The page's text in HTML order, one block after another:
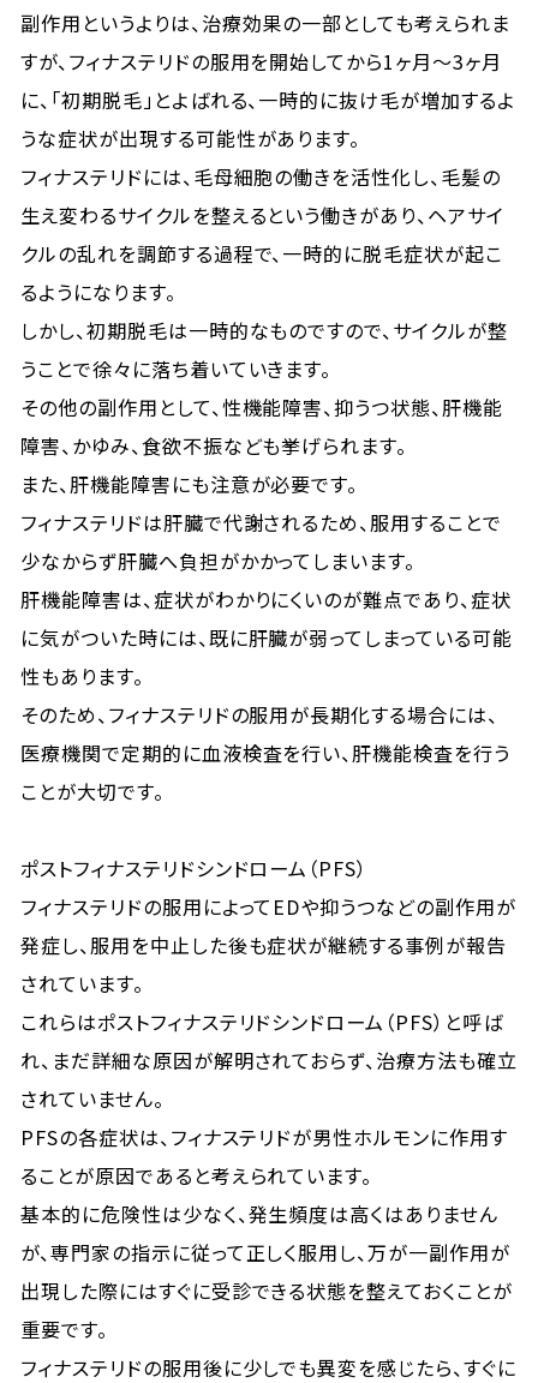
副作用というよりは、治療効果の一部としても考えられま
すが、フィナステリドの服用を開始してから1ヶ月〜3ヶ月
に、「初期脱毛」とよばれる、一時的に抜け毛が増加するよ
うな症状が出現する可能性があります。
フィナステリドには、毛母細胞の働きを活性化し、毛髪の
生え変わるサイクルを整えるという働きがあり、ヘアサイ
クルの乱れを調節する過程で、一時的に脱毛症状が起こ
るようになります。
しかし、初期脱毛は一時的なものですので、サイクルが整
うことで徐々に落ち着いていきます。
その他の副作用として、性機能障害、抑うつ状態、肝機能
障害、かゆみ、食欲不振なども挙げられます。
また、肝機能障害にも注意が必要です。
フィナステリドは肝臓で代謝されるため、服用することで
少なからず肝臓へ負担がかかってしまいます。
肝機能障害は、症状がわかりにくいのが難点であり、症状
に気がついた時には、既に肝臓が弱ってしまっている可能
性もあります。
そのため、フィナステリドの服用が長期化する場合には、
医療機関で定期的に血液検査を行い、肝機能検査を行う
ことが大切です。
ポストフィナステリドシンドローム（PFS）
フィナステリドの服用によってEDや抑うつなどの副作用が
発症し、服用を中止した後も症状が継続する事例が報告
されています。
これらはポストフィナステリドシンドローム（PFS）と呼ば
れ、まだ詳細な原因が解明されておらず、治療方法も確立
されていません。
PFSの各症状は、フィナステリドが男性ホルモンに作用す
ることが原因であると考えられています。
基本的に危険性は少なく、発生頻度は高くはありません
が、専門家の指示に従って正しく服用し、万が一副作用が
出現した際にはすぐに受診できる状態を整えておくことが
重要です。
フィナステリドの服用後に少しでも異変を感じたら、すぐに